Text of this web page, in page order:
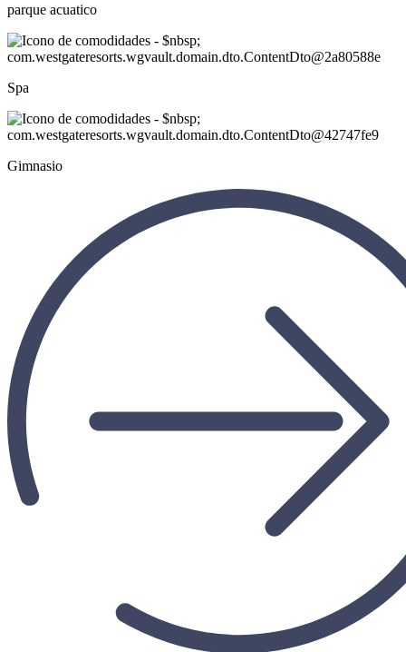
parque acuatico
Spa
Gimnasio